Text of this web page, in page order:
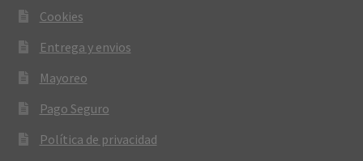
Cookies
Entrega y envios
Mayoreo
Pago Seguro
Política de privacidad